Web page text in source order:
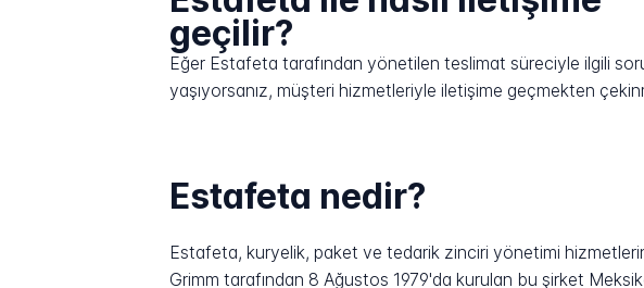
geçilir?
Eğer Estafeta tarafından yönetilen teslimat süreciyle ilgili
yaşıyorsanız, müşteri hizmetleriyle iletişime geçmekten
Estafeta nedir?
Estafeta, kuryelik, paket ve tedarik zinciri yönetimi
Grimm tarafından 8 Ağustos 1979'da kurulan bu şirket